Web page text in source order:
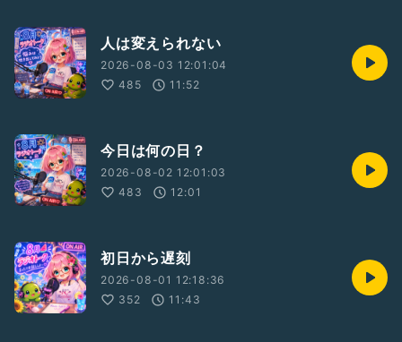
人は変えられない
2026-08-03 12:01:04
485
11:52
今日は何の日？
2026-08-02 12:01:03
483
12:01
初日から遅刻
2026-08-01 12:18:36
352
11:43